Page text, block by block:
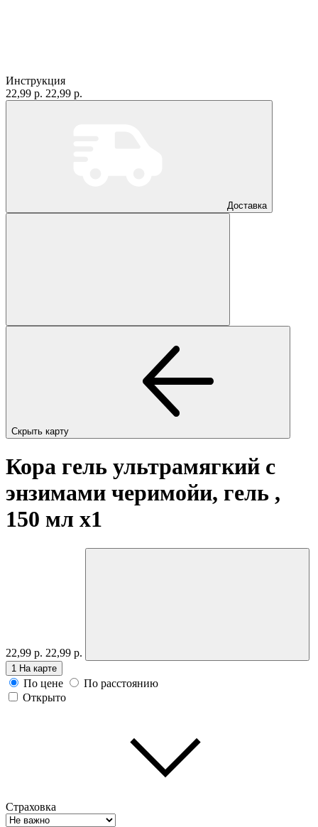
Инструкция
22,99 р. 22,99 р.
Доставка
Скрыть карту
Кора гель ультрамягкий с
энзимами черимойи, гель ,
150 мл x1
22,99 р. 22,99 р.
1 На карте
По цене
По расстоянию
Открыто
Страховка